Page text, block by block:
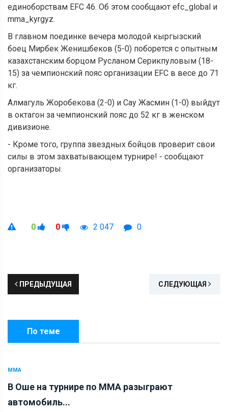
единоборствам EFC 46. Об этом сообщают efc_global и
mma_kyrgyz.
В главном поединке вечера молодой кыргызский
боец ​​Мирбек Женишбеков (5-0) поборется с опытным
казахстанским борцом Русланом Серикпуловым (18-
15) за чемпионский пояс организации EFC в весе до 71
кг.
Алмагуль Жоробекова (2-0) и Сау Жасмин (1-0) выйдут
в октагон за чемпионский пояс до 52 кг в женском
дивизионе.
- Кроме того, группа звездных бойцов проверит свои
силы в этом захватывающем турнире! - сообщают
организаторы.
0 0 2 047 0
ПРЕДЫДУЩАЯ СЛЕДУЮЩАЯ
По теме
ММА
В Оше на турнире по ММА разыграют
автомобиль...